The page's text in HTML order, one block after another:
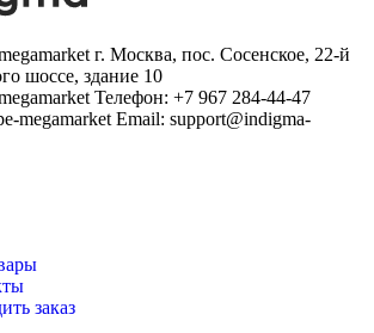
г. Москва, пос. Сосенское, 22-й
шоссе, здание 10
Телефон: +7 967 284-44-47
Email: support@indigma-
заказ